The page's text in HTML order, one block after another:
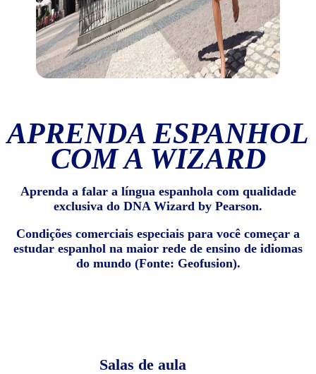
APRENDA ESPANHOL
COM A WIZARD
Aprenda a falar a língua espanhola com qualidade
exclusiva do DNA Wizard by Pearson.
Condições comerciais especiais para você começar a
estudar espanhol na maior rede de ensino de idiomas
do mundo (Fonte: Geofusion).
Salas de aula